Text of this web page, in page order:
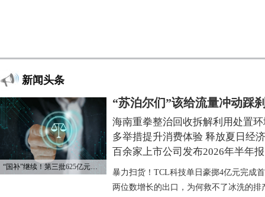
新闻头条
“国补”继续！第三批625亿元资金已下达
“苏泊尔们”该给流量冲动踩
海南重拳整治回收拆解利用处置
多举措提升消费体验 释放夏日经
百余家上市公司发布2026年半年报
暴力扫货！TCL科技单日豪掷4亿元完成
两位数增长的出口，为何救不了冰洗的排